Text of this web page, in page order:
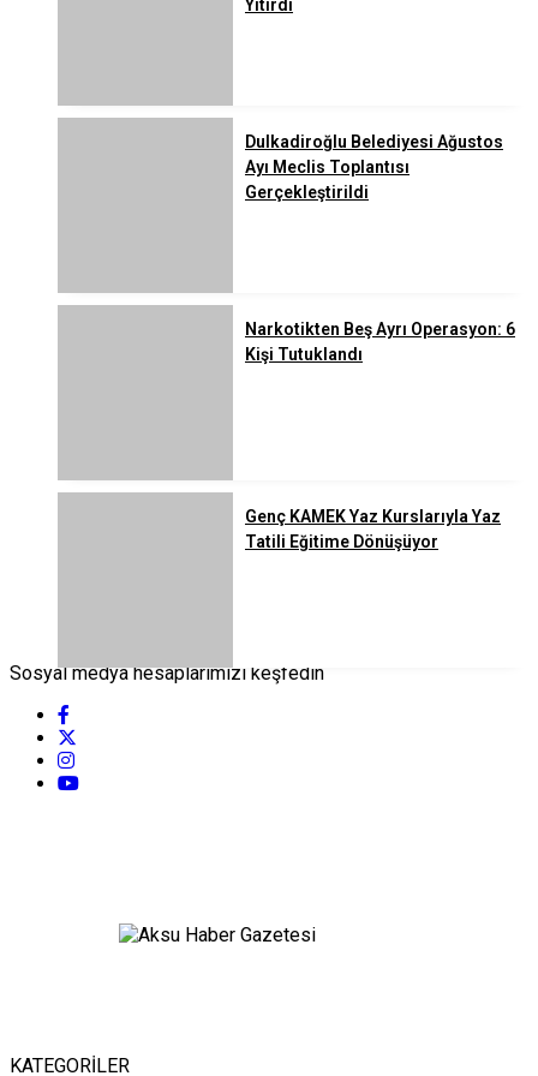
Yitirdi
Dulkadiroğlu Belediyesi Ağustos
Ayı Meclis Toplantısı
Gerçekleştirildi
Narkotikten Beş Ayrı Operasyon: 6
Kişi Tutuklandı
Genç KAMEK Yaz Kurslarıyla Yaz
Tatili Eğitime Dönüşüyor
Sosyal medya hesaplarımızı keşfedin
KATEGORİLER